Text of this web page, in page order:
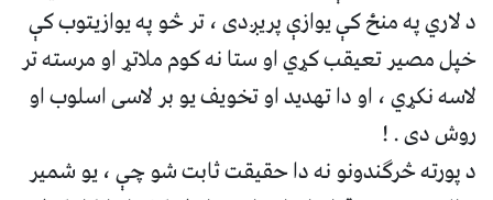
د لاري په منځ کې یوازې پریږدی ، تر څو په یوازیتوب کې
خپل مصیر تعیقب کړي او ستا نه کوم ملاتړ او مرسته تر
لاسه نکړي ، او دا تهدید او تخویف یو بر لاسی اسلوب او
روش دی . !
د پورته څرګندونو نه دا حقیقت ثابت شو چې ، یو شمیر